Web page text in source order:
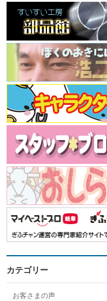
カテゴリー
お客さまの声